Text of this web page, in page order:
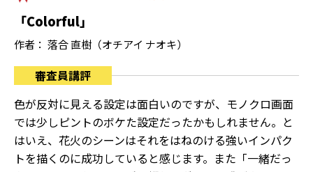
「Colorful」
作者： 落合 直樹（オチアイ ナオキ）
審査員講評
色が反対に見える設定は面白いのですが、モノクロ画面
では少しピントのボケた設定だったかもしれません。と
はいえ、花火のシーンはそれをはねのける強いインパク
トを描くのに成功していると感じます。また「一緒だっ